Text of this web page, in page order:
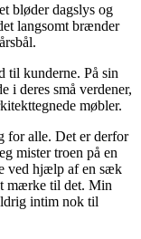
bløder dagslys og
langsomt brænder
til kunderne. På sin
i deres små verdener,
møbler.
for alle. Det er derfor
mister troen på en
ved hjælp af en sæk
mærke til det. Min
intim nok til